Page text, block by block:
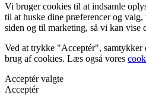
Vi bruger cookies til at indsamle
til at huske dine præferencer og
siden og til marketing, så vi kan vise
Ved at trykke "Acceptér", samtykker
brug af cookies. Læs også vores
Acceptér valgte
Acceptér